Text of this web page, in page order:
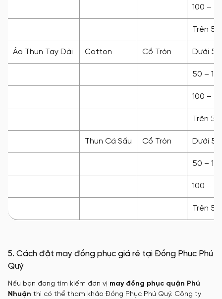
100 –
Trên
Áo Thun Tay Dài Cotton Cổ Tròn Dưới 50
50 –
100 –
Trên
Thun Cá Sấu Cổ Tròn Dưới 50
50 –
100 –
Trên
5. Cách đặt may đồng phục giá rẻ tại Đồng Phục Phú
Quý
Nếu bạn đang tìm kiếm đơn vị may đồng phục quận Phú
Nhuận thì có thể tham khảo Đồng Phục Phú Quý. Công ty